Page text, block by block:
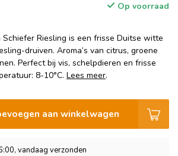
Op voorraad
Riesling is een frisse Duitse witte
druiven. Aroma’s van citrus, groene
Perfect bij vis, schelpdieren en frisse
8-10°C. Lees meer.
aan winkelwagen
vandaag verzonden